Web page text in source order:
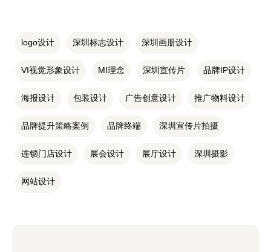
logo设计 深圳标志设计 深圳画册设计
VI视觉形象设计 MI理念 深圳宣传片 品牌IP设计
海报设计 包装设计 广告创意设计 推广物料设计
品牌提升策略案例 品牌终端 深圳宣传片拍摄
连锁门店设计 展会设计 展厅设计 深圳摄影
网站设计